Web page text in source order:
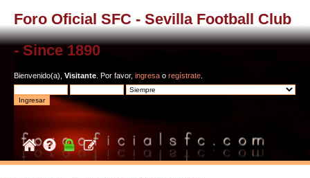
Foro Oficial SFC - Sevilla Football Club
- Since 1890
Bienvenido(a), Visitante . Por favor, ingresa o regístrate